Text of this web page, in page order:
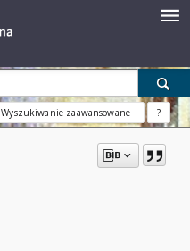
Wyszukiwanie zaawansowane ?